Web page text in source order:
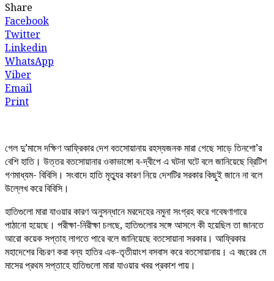
Share
Facebook
Twitter
Linkedin
WhatsApp
Viber
Email
Print
গেল দু’মাসে দক্ষিণ আফ্রিকার দেশ বতসোয়ানায় রহস্যজনক মারা গেছে সাড়ে তিনশো’র
বেশি হাতি। উত্তর বতসোয়ানার ওকাভাঙ্গো ব-দ্বীপে এ ঘটনা ঘটে বলে জানিয়েছে ব্রিটিশ
গণমাধ্যম- বিবিসি। সংবাদে হাতি মৃত্যুর কারণ নিয়ে দেশটির সরকার কিছুই জানে না বলে
উল্লেখ করে বিবিসি।
হাতিগুলো মারা যাওয়ার কারণ অনুসন্ধানে মরদেহের নমুনা সংগ্রহ করে গবেষণাগারে
পাঠানো হয়েছে। পরীক্ষা-নিরীক্ষা চলছে, হাতিগুলোর সঙ্গে আসলে কী হয়েছিল তা জানতে
আরো কয়েক সপ্তাহ লাগতে পারে বলে জানিয়েছে বতসোয়ানা সরকার। আফ্রিকার
মহাদেশের বিচরণ করা বন্য হাতির এক-তৃতীয়াংশ বসবাস করে বতসোয়ানায়। এ বছরের মে
মাসের প্রথম সপ্তাহে হাতিগুলো মারা যাওয়ার খবর প্রকাশ পায়।